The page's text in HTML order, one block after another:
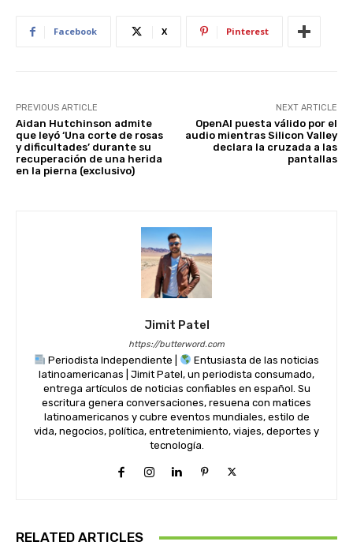
Facebook X Pinterest
PREVIOUS ARTICLE
Aidan Hutchinson admite
que leyó ‘Una corte de rosas
y dificultades’ durante su
recuperación de una herida
en la pierna (exclusivo)
NEXT ARTICLE
OpenAI puesta válido por el
audio mientras Silicon Valley
declara la cruzada a las
pantallas
Jimit Patel
https://butterword.com
Periodista Independiente |
Entusiasta de las noticias
latinoamericanas | Jimit Patel, un periodista consumado,
entrega artículos de noticias confiables en español. Su
escritura genera conversaciones, resuena con matices
latinoamericanos y cubre eventos mundiales, estilo de
vida, negocios, política, entretenimiento, viajes, deportes y
tecnología.
RELATED ARTICLES